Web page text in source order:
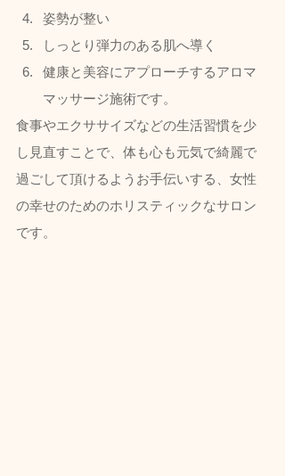
姿勢が整い
しっとり弾力のある肌へ導く
健康と美容にアプローチするアロマ
マッサージ施術です。
食事やエクササイズなどの生活習慣を少
し見直すことで、体も心も元気で綺麗で
過ごして頂けるようお手伝いする、女性
の幸せのためのホリスティックなサロン
です。